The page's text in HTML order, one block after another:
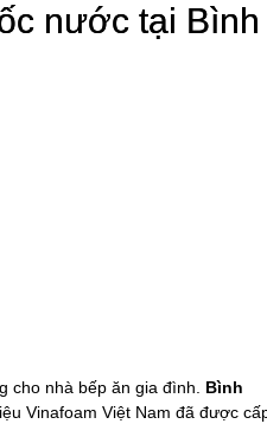
nước tại Bình
cho nhà bếp ăn gia đình. Bình
Vinafoam Việt Nam đã được